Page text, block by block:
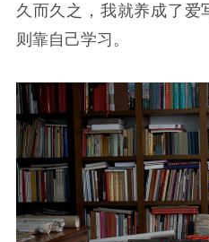
久而久之，我就养成了爱
则靠自己学习。